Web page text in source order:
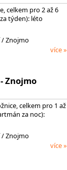
celkem pro 2 až 6
týden): léto
/ Znojmo
více »
Znojmo
celkem pro 1 až
za noc):
/ Znojmo
více »